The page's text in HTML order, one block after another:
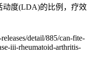
动度(LDA)的比例，疗效
detail/885/can-fite-
iii-rheumatoid-arthritis-